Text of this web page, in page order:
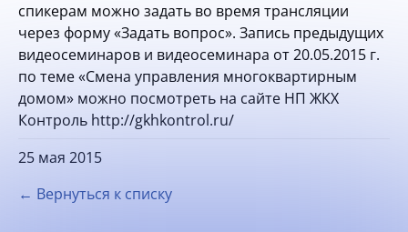
спикерам можно задать во время трансляции
через форму «Задать вопрос». Запись предыдущих
видеосеминаров и видеосеминара от 20.05.2015 г.
по теме «Смена управления многоквартирным
домом» можно посмотреть на сайте НП ЖКХ
Контроль http://gkhkontrol.ru/
25 мая 2015
← Вернуться к списку